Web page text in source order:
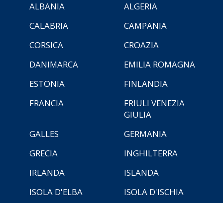
ALBANIA
ALGERIA
CALABRIA
CAMPANIA
CORSICA
CROAZIA
DANIMARCA
EMILIA ROMAGNA
ESTONIA
FINLANDIA
FRANCIA
FRIULI VENEZIA
GIULIA
GALLES
GERMANIA
GRECIA
INGHILTERRA
IRLANDA
ISLANDA
ISOLA D'ELBA
ISOLA D'ISCHIA